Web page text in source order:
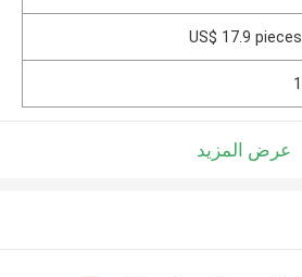
US$ 17.9 pieces
1
عرض المزيد